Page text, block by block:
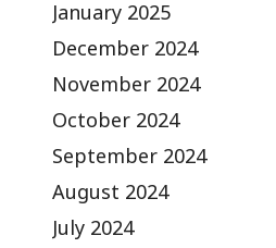
January 2025
December 2024
November 2024
October 2024
September 2024
August 2024
July 2024